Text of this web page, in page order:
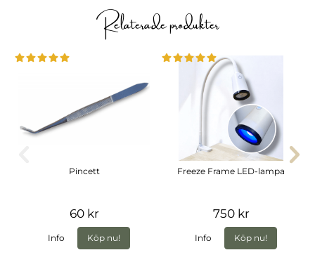
Relaterade produkter
Pincett
60 kr
Info Köp nu!
Freeze Frame LED-lampa
750 kr
Info Köp nu!